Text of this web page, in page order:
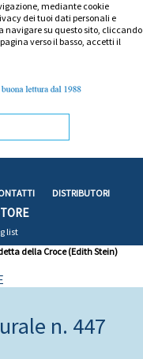
mediante cookie
dei tuoi dati personali e
navigare su questo sito, cliccando
verso il basso, accetti il
DISTRIBUTORI
list
della Croce (Edith Stein)
n. 447